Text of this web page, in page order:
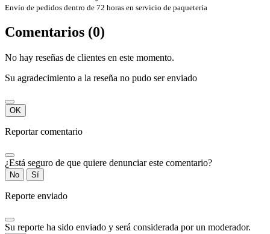
Envío de pedidos dentro de 72 horas en servicio de paquetería
Comentarios (0)
No hay reseñas de clientes en este momento.
Su agradecimiento a la reseña no pudo ser enviado
OK
Reportar comentario
¿Está seguro de que quiere denunciar este comentario?
No Sí
Reporte enviado
Su reporte ha sido enviado y será considerada por un moderador.